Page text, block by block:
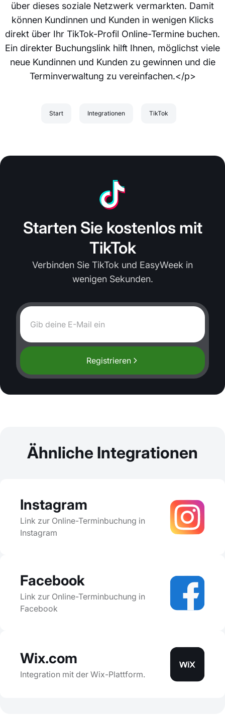
über dieses soziale Netzwerk vermarkten. Damit
können Kundinnen und Kunden in wenigen Klicks
direkt über Ihr TikTok-Profil Online-Termine buchen.
Ein direkter Buchungslink hilft Ihnen, möglichst viele
neue Kundinnen und Kunden zu gewinnen und die
Terminverwaltung zu vereinfachen.</p>
Start Integrationen TikTok
Starten Sie kostenlos mit
TikTok
Verbinden Sie TikTok und EasyWeek in
wenigen Sekunden.
Registrieren
Ähnliche Integrationen
Instagram
Link zur Online-Terminbuchung in
Instagram
Facebook
Link zur Online-Terminbuchung in
Facebook
Wix.com
Integration mit der Wix-Plattform.